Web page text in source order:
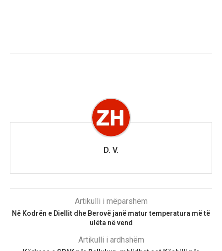
D. V.
Artikulli i mëparshëm
Në Kodrën e Diellit dhe Berovë janë matur temperatura më të
ulëta në vend
Artikulli i ardhshëm